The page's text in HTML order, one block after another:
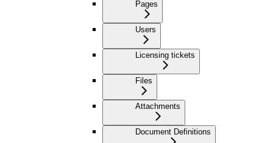
Pages
Users
Licensing tickets
Files
Attachments
Document Definitions